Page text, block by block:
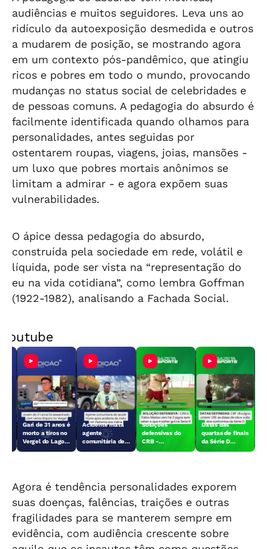
audiências e muitos seguidores. Leva uns ao
ridículo da autoexposição desmedida e outros
a mudarem de posição, se mostrando agora
em um contexto pós-pandêmico, que atingiu
ricos e pobres em todo o mundo, provocando
mudanças no status social de celebridades e
de pessoas comuns. A pedagogia do absurdo é
facilmente identificada quando olhamos para
personalidades, antes seguidas por
ostentarem roupas, viagens, joias, mansões -
um luxo que pobres mortais anônimos se
limitam a admirar - e agora expõem suas
vulnerabilidades.
O ápice dessa pedagogia do absurdo,
construída pela sociedade em rede, volátil e
líquida, pode ser vista na “representação do
eu na vida cotidiana”, como lembra Goffman
(1922-1982), analisando a Fachada Social.
Gari de 31 anos é
morto a tiros no
Vergel do Lago,
Acidente mata
agente
comunitária de
Soluções
defensivas do
CRB -
30/07/2026
Datas das
quartas de finais
da Série D
definidas -
Agora é tendência personalidades exporem
suas doenças, falências, traições e outras
fragilidades para se manterem sempre em
evidência, com audiência crescente sobre